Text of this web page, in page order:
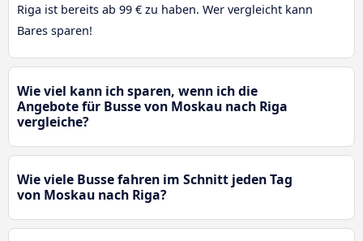
Riga ist bereits ab 99 € zu haben. Wer vergleicht kann
Bares sparen!
Wie viel kann ich sparen, wenn ich die
Angebote für Busse von Moskau nach Riga
vergleiche?
Wie viele Busse fahren im Schnitt jeden Tag
von Moskau nach Riga?